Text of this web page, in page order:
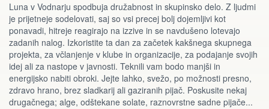
Luna v Vodnarju spodbuja družabnost in skupinsko delo. Z ljudmi
je prijetneje sodelovati, saj so vsi precej bolj dojemljivi kot
ponavadi, hitreje reagirajo na izzive in se navdušeno lotevajo
zadanih nalog. Izkoristite ta dan za začetek kakšnega skupnega
projekta, za včlanjenje v klube in organizacije, za podajanje svojih
idej ali za nastope v javnosti. Teknili vam bodo manjši in
energijsko nabiti obroki. Jejte lahko, svežo, po možnosti presno,
zdravo hrano, brez sladkarij ali gaziranih pijač. Poskusite nekaj
drugačnega; alge, odštekane solate, raznovrstne sadne pijače...